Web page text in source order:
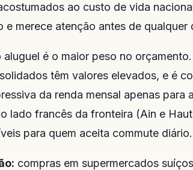
ao custo de vida
e merece atenção antes de qualquer
aluguel é o maior peso no
têm valores elevados, e é
da renda mensal apenas
lado francês da fronteira (Ain e
para quem aceita commute diário.
compras em supermercados